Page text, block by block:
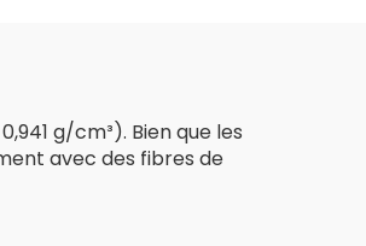
g/cm³). Bien que les
avec des fibres de